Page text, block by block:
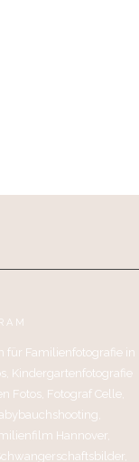
für Familienfotografie in
Kindergartenfotografie
Fotos, Fotograf Celle,
Hannover,